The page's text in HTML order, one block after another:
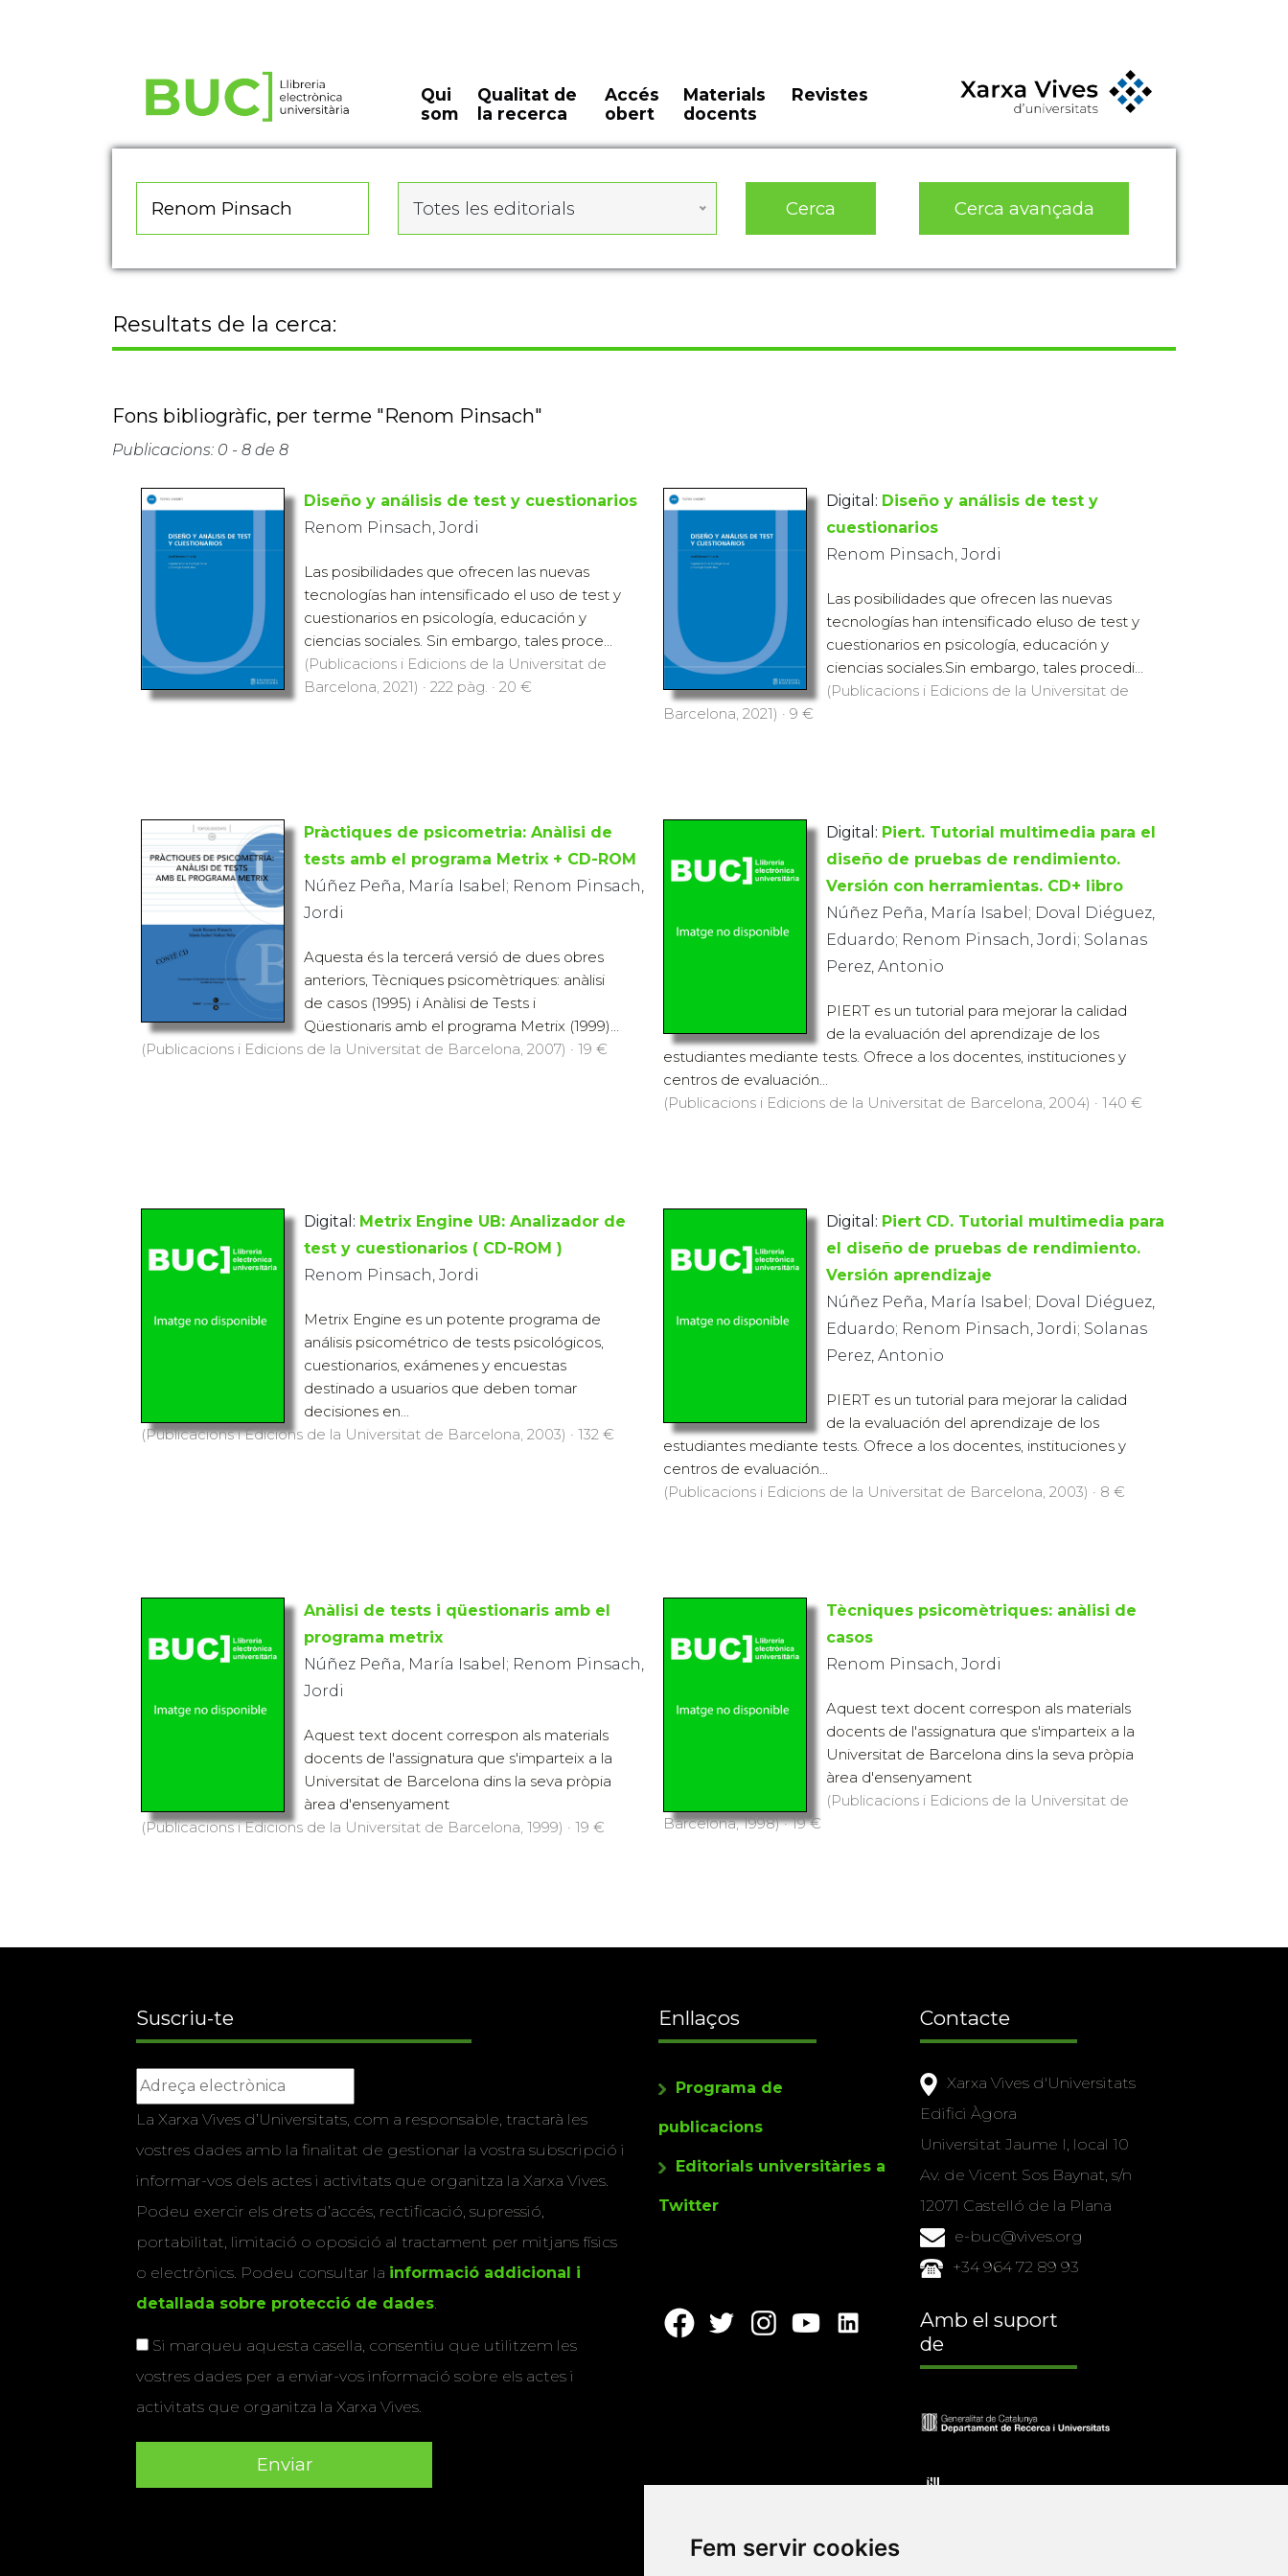
Fem servir cookies
Qui
som
Qualitat de
la recerca
Accés
obert
Materials
docents
Revistes
Totes les editorials Cerca Cerca avançada
Resultats de la cerca:
Fons bibliogràfic, per terme "Renom Pinsach"
Publicacions: 0 - 8 de 8
Diseño y análisis de test y cuestionarios
Renom Pinsach, Jordi
Las posibilidades que ofrecen las nuevas
tecnologías han intensificado el uso de test y
cuestionarios en psicología, educación y
ciencias sociales. Sin embargo, tales proce...
(Publicacions i Edicions de la Universitat de
Barcelona, 2021) · 222 pàg. · 20 €
Digital: Diseño y análisis de test y
cuestionarios
Renom Pinsach, Jordi
Las posibilidades que ofrecen las nuevas
tecnologías han intensificado eluso de test y
cuestionarios en psicología, educación y
ciencias sociales.Sin embargo, tales procedi...
(Publicacions i Edicions de la Universitat de
Barcelona, 2021) · 9 €
Pràctiques de psicometria: Anàlisi de
tests amb el programa Metrix + CD-ROM
Núñez Peña, María Isabel; Renom Pinsach,
Jordi
Aquesta és la tercerá versió de dues obres
anteriors, Tècniques psicomètriques: anàlisi
de casos (1995) i Anàlisi de Tests i
Qüestionaris amb el programa Metrix (1999)...
(Publicacions i Edicions de la Universitat de Barcelona, 2007) · 19 €
Digital: Piert. Tutorial multimedia para el
diseño de pruebas de rendimiento.
Versión con herramientas. CD+ libro
Núñez Peña, María Isabel; Doval Diéguez,
Eduardo; Renom Pinsach, Jordi; Solanas
Perez, Antonio
PIERT es un tutorial para mejorar la calidad
de la evaluación del aprendizaje de los
estudiantes mediante tests. Ofrece a los docentes, instituciones y
centros de evaluación...
(Publicacions i Edicions de la Universitat de Barcelona, 2004) · 140 €
Digital: Metrix Engine UB: Analizador de
test y cuestionarios ( CD-ROM )
Renom Pinsach, Jordi
Metrix Engine es un potente programa de
análisis psicométrico de tests psicológicos,
cuestionarios, exámenes y encuestas
destinado a usuarios que deben tomar
decisiones en...
(Publicacions i Edicions de la Universitat de Barcelona, 2003) · 132 €
Digital: Piert CD. Tutorial multimedia para
el diseño de pruebas de rendimiento.
Versión aprendizaje
Núñez Peña, María Isabel; Doval Diéguez,
Eduardo; Renom Pinsach, Jordi; Solanas
Perez, Antonio
PIERT es un tutorial para mejorar la calidad
de la evaluación del aprendizaje de los
estudiantes mediante tests. Ofrece a los docentes, instituciones y
centros de evaluación...
(Publicacions i Edicions de la Universitat de Barcelona, 2003) · 8 €
Anàlisi de tests i qüestionaris amb el
programa metrix
Núñez Peña, María Isabel; Renom Pinsach,
Jordi
Aquest text docent correspon als materials
docents de l'assignatura que s'imparteix a la
Universitat de Barcelona dins la seva pròpia
àrea d'ensenyament
(Publicacions i Edicions de la Universitat de Barcelona, 1999) · 19 €
Tècniques psicomètriques: anàlisi de
casos
Renom Pinsach, Jordi
Aquest text docent correspon als materials
docents de l'assignatura que s'imparteix a la
Universitat de Barcelona dins la seva pròpia
àrea d'ensenyament
(Publicacions i Edicions de la Universitat de
Barcelona, 1998) · 19 €
Suscriu-te
La Xarxa Vives d’Universitats, com a responsable, tractarà les
vostres dades amb la finalitat de gestionar la vostra subscripció i
informar-vos dels actes i activitats que organitza la Xarxa Vives.
Podeu exercir els drets d’accés, rectificació, supressió,
portabilitat, limitació o oposició al tractament per mitjans físics
o electrònics. Podeu consultar la informació addicional i
detallada sobre protecció de dades.
Si marqueu aquesta casella, consentiu que utilitzem les
vostres dades per a enviar-vos informació sobre els actes i
activitats que organitza la Xarxa Vives.
Enllaços
Programa de
publicacions
Editorials universitàries a
Twitter
Contacte
Xarxa Vives d'Universitats
Edifici Àgora
Universitat Jaume I, local 10
Av. de Vicent Sos Baynat, s/n
12071 Castelló de la Plana
e-buc@vives.org
+34 964 72 89 93
Amb el suport
de